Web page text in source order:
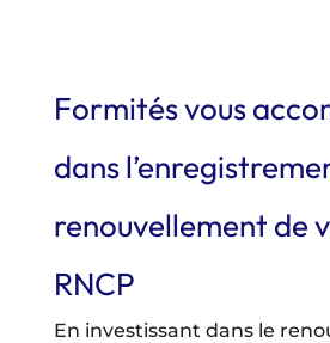
Formités vous
dans
renouvellement de
RNCP
En investissant dans le